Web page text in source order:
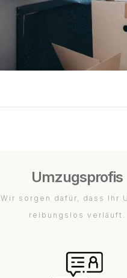
Umzugsprofis
Wir sorgen dafür, dass Ihr
reibungslos verläuft.